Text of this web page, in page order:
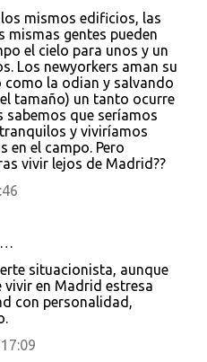
mismos edificios, las
mismas gentes pueden
el cielo para unos y un
Los newyorkers aman su
la odian y salvando
tamaño) un tanto ocurre
sabemos que seríamos
y viviríamos
en el campo. Pero
vivir lejos de Madrid??
situacionista, aunque
vivir en Madrid estresa
con personalidad,